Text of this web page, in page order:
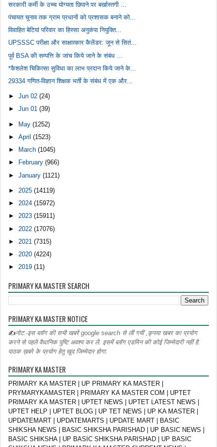
सरकारी कर्मी के उच्च योग्यता छिपाने पर बर्खास्तगी ...
पंचायत चुनाव तक ग्राम प्रधानों को प्रशासक बनाने को...
विवाहित बेटियां परिवार का हिस्सा अनुकंपा नियुक्ति...
UPSSSC परीक्षा और साक्षात्कार कैलेंडर: जून से सितं...
पूर्व BSA की सम्पत्ति के जांच किये जाने के संबंध ...
*कैशलेश चिकित्सा सुविधा का लाभ प्रदान किये जाने के...
29334 गणित-विज्ञान शिक्षक भर्ती के संबंध में एक और...
►Jun 02(24)
►Jun 01(39)
► May(1252)
►April(1523)
►
March(1045)
►
February(966)
►January(1121)
► 2025(14119)
►2024(15972)
►2023(15911)
► 2022(17076)
► 2021(7315)
► 2020(4224)
►2019(11)
PRIMARY KA MASTER SEARCH
PRIMARY KA MASTER NOTICE
✍नोट:-इस ब्लॉग की सभी खबरें google search से लीं गयीं ,कृपया खबर का प्रयोग
करने से पहले वैधानिक पुष्टि अवश्य कर लें. इसमें ब्लॉग एडमिन की कोई जिम्मेदारी नहीं है.
पाठक ख़बरे के प्रयोग हेतु खुद जिम्मेदार होगा.
PRIMARY KA MASTER
PRIMARY KA MASTER | UP PRIMARY KA MASTER |
PRYMARYKAMASTER | PRIMARY KA MASTER COM | UPTET
PRIMARY KA MASTER | UPTET NEWS | UPTET LATEST NEWS |
UPTET HELP | UPTET BLOG | UP TET NEWS | UP KA MASTER |
UPDATEMART | UPDATEMARTS | UPDATE MART | BASIC
SHIKSHA NEWS | BASIC SHIKSHA PARISHAD | UP BASIC NEWS |
BASIC SHIKSHA | UP BASIC SHIKSHA PARISHAD | UP BASIC